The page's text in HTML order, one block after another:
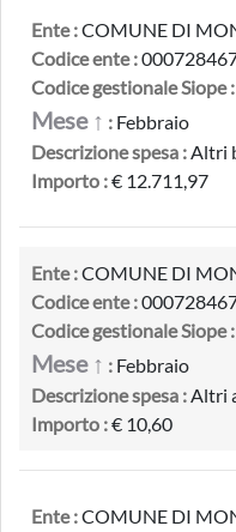
Ente :COMUNE DI
Codice ente :
Codice gestionale Siope :
Mese ↑ : Febbraio
Descrizione spesa :Altri
Importo :€ 12.711,97
Ente :COMUNE DI
Codice ente :
Codice gestionale Siope :
Mese ↑ : Febbraio
Descrizione spesa :Altri
Importo :€ 10,60
Ente :COMUNE DI